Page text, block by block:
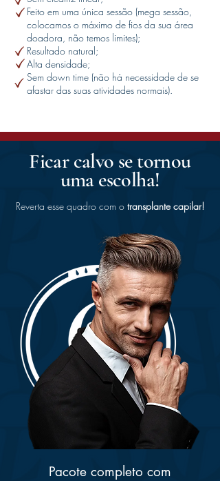
Feito em uma única sessão (mega sessão,
colocamos o máximo de fios da sua área
doadora, não temos limites);
Resultado natural;
Alta densidade;
Sem down time (não há necessidade de se
afastar das suas atividades normais).
Ficar calvo se tornou
uma escolha!
Reverta esse quadro com o transplante capilar!
Pacote completo com